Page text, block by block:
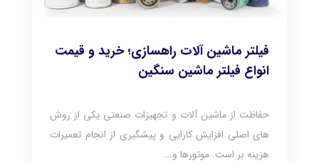
فیلتر ماشین آلات راهسازی؛ خرید و قیمت
انواع فیلتر ماشین سنگین
حفاظت از ماشین آلات و تجهیزات صنعتی یکی از روش
های اصلی افزایش کارایی و پیشگیری از انجام تعمیرات
هزینه بر است. موتورها و...